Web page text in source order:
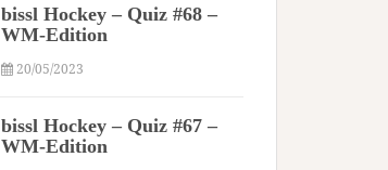
bissl Hockey – Quiz #68 –
WM-Edition
20/05/2023
bissl Hockey – Quiz #67 –
WM-Edition